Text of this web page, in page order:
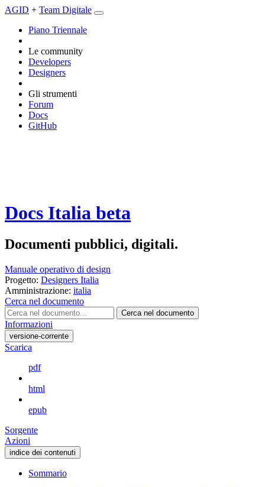
AGID + Team Digitale
Piano Triennale
Le community
Developers
Designers
Gli strumenti
Forum
Docs
GitHub
Docs Italia beta
Documenti pubblici, digitali.
Manuale operativo di design
Progetto: Designers Italia
Amministrazione: italia
Cerca nel documento
Cerca nel documento
Informazioni
versione-corrente
Scarica
pdf
html
epub
Sorgente
Azioni
indice dei contenuti
Sommario